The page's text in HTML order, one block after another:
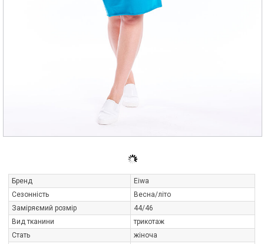
Бренд
Eiwa
Сезонність
Весна/літо
Заміряємий розмір
44/46
Вид тканини
трикотаж
Стать
жіноча